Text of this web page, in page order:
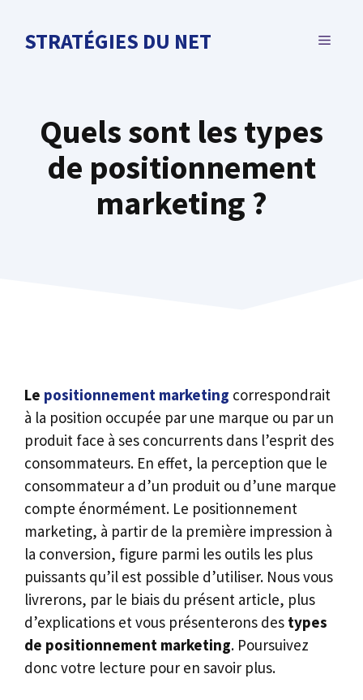
STRATÉGIES DU NET MENU
Quels sont les types
de positionnement
marketing ?
Le positionnement marketing correspondrait
à la position occupée par une marque ou par un
produit face à ses concurrents dans l’esprit des
consommateurs. En effet, la perception que le
consommateur a d’un produit ou d’une marque
compte énormément. Le positionnement
marketing, à partir de la première impression à
la conversion, figure parmi les outils les plus
puissants qu’il est possible d’utiliser. Nous vous
livrerons, par le biais du présent article, plus
d’explications et vous présenterons des types
de positionnement marketing. Poursuivez
donc votre lecture pour en savoir plus.